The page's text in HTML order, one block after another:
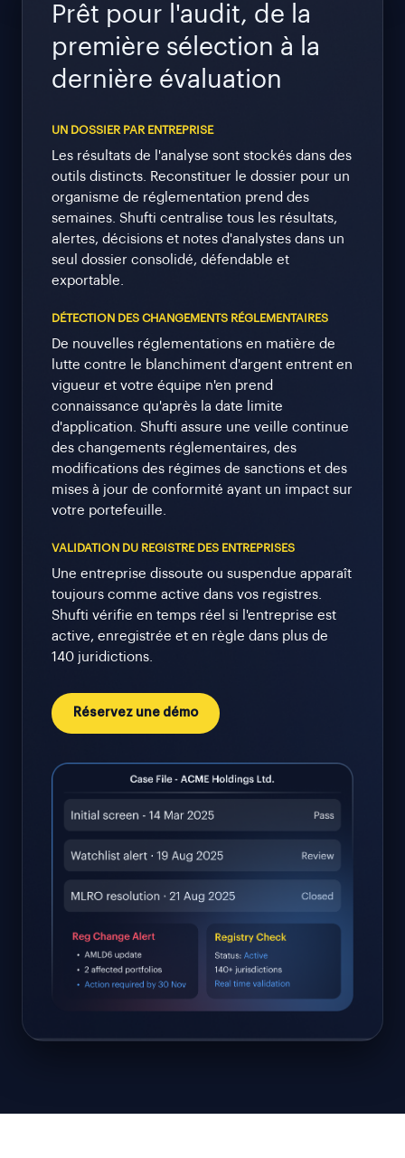
Prêt pour l'audit, de la
première sélection à la
dernière évaluation
UN DOSSIER PAR ENTREPRISE
Les résultats de l'analyse sont stockés dans des
outils distincts. Reconstituer le dossier pour un
organisme de réglementation prend des
semaines. Shufti centralise tous les résultats,
alertes, décisions et notes d'analystes dans un
seul dossier consolidé, défendable et
exportable.
DÉTECTION DES CHANGEMENTS RÉGLEMENTAIRES
De nouvelles réglementations en matière de
lutte contre le blanchiment d'argent entrent en
vigueur et votre équipe n'en prend
connaissance qu'après la date limite
d'application. Shufti assure une veille continue
des changements réglementaires, des
modifications des régimes de sanctions et des
mises à jour de conformité ayant un impact sur
votre portefeuille.
VALIDATION DU REGISTRE DES ENTREPRISES
Une entreprise dissoute ou suspendue apparaît
toujours comme active dans vos registres.
Shufti vérifie en temps réel si l'entreprise est
active, enregistrée et en règle dans plus de
140 juridictions.
Réservez une démo